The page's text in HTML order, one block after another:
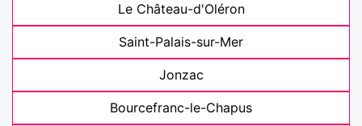
Le Château-d'Oléron
Saint-Palais-sur-Mer
Jonzac
Bourcefranc-le-Chapus